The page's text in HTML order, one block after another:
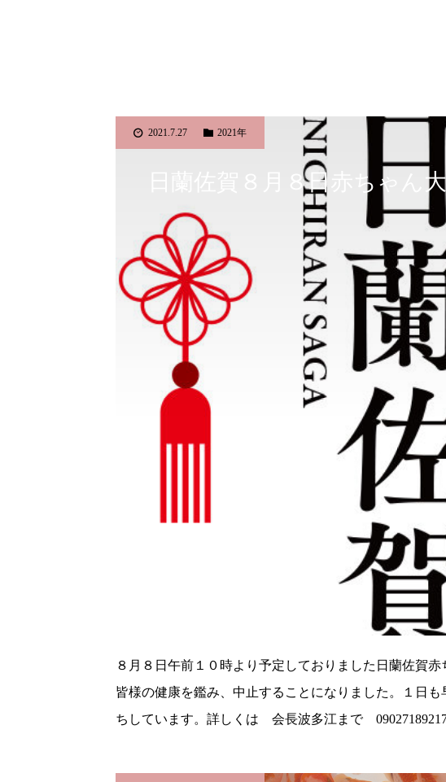
2021.7.27 2021年
日蘭佐賀８月８日赤ちゃん
８月８日午前１０時より予定しておりました日蘭佐賀
皆様の健康を鑑み、中止することになりました。１日
ちしています。詳しくは 会長波多江まで